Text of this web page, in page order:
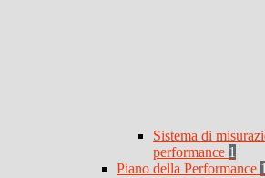
Sistema di
performance 1
Piano della Performance 1